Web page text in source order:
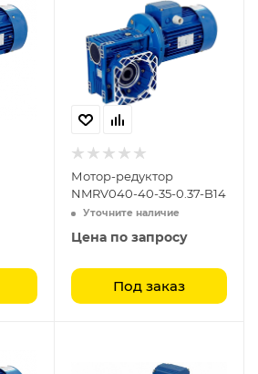
Мотор-редуктор
NMRV040-40-35-0.37-B14
Уточните наличие
Цена по запросу
Под заказ